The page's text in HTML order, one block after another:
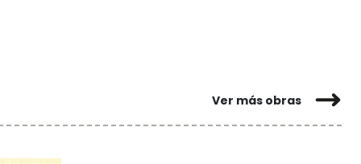
Ver más obras